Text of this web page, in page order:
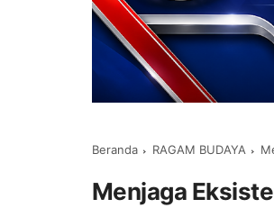
Beranda RAGAM BUDAYA
Menjaga